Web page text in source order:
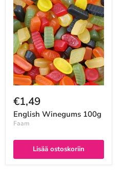
€1,49
English Winegums 100g
Faam
Lisää ostoskoriin